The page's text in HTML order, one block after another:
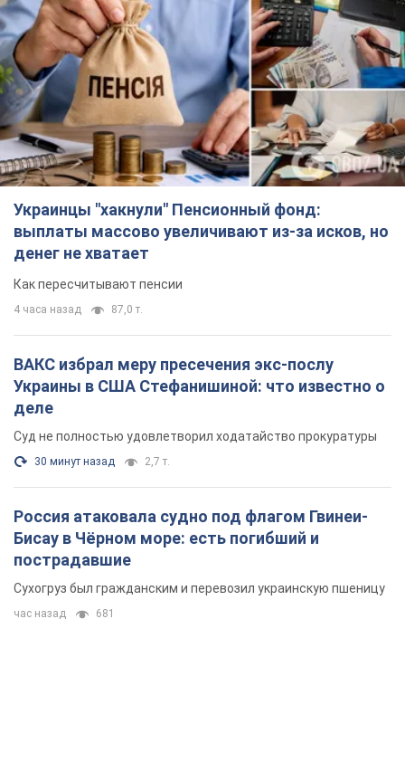
Украинцы "хакнули" Пенсионный фонд:
выплаты массово увеличивают из-за исков, но
денег не хватает
Как пересчитывают пенсии
4 часа назад 87,0 т.
ВАКС избрал меру пресечения экс-послу
Украины в США Стефанишиной: что известно о
деле
Суд не полностью удовлетворил ходатайство прокуратуры
30 минут назад 2,7 т.
Россия атаковала судно под флагом Гвинеи-
Бисау в Чёрном море: есть погибший и
пострадавшие
Сухогруз был гражданским и перевозил украинскую пшеницу
час назад 681